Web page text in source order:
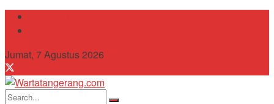
Jumat, 7 Agustus 2026